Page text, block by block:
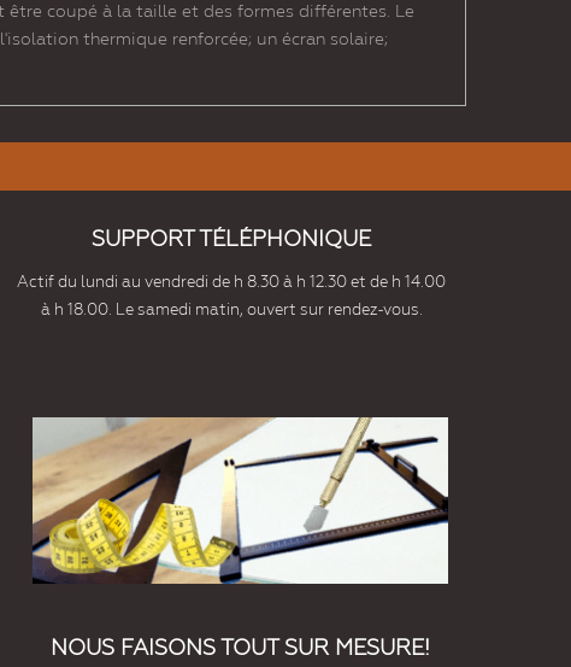
coupé à la taille et des formes différentes. Le
thermique renforcée; un écran solaire;
SUPPORT TÉLÉPHONIQUE
Actif du lundi au vendredi de h 8.30 à h 12.30 et de h 14.00
à h 18.00. Le samedi matin, ouvert sur rendez-vous.
NOUS FAISONS TOUT SUR MESURE!